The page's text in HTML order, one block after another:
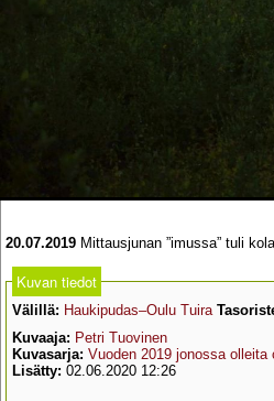
20.07.2019 Mittausjunan ”imussa” tuli
Kuvan tiedot
Välillä: Haukipudas–Oulu Tuira
Kuvaaja: Petri Tuovinen
Kuvasarja: Vuoden 2019 jonossa
Lisätty: 02.06.2020 12:26